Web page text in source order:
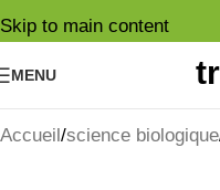
Skip to main content
MENU
Accueil science biologique